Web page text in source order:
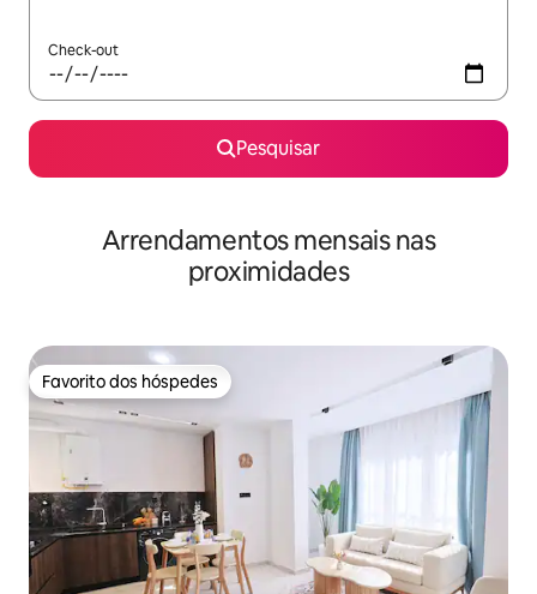
Check-out
Pesquisar
Arrendamentos mensais nas
proximidades
Favorito dos hóspedes
Favorito dos hóspedes